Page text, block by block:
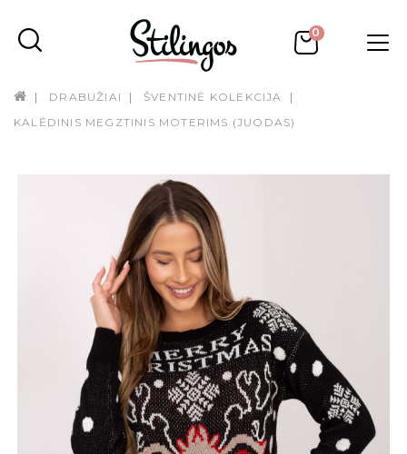
0
DRABUŽIAI
ŠVENTINĖ KOLEKCIJA
KALĖDINIS MEGZTINIS MOTERIMS (JUODAS)